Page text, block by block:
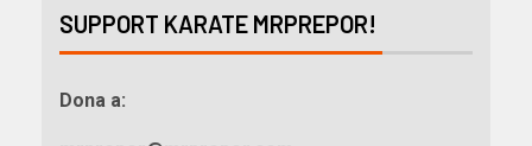
SUPPORT KARATE MRPREPOR!
Dona a: